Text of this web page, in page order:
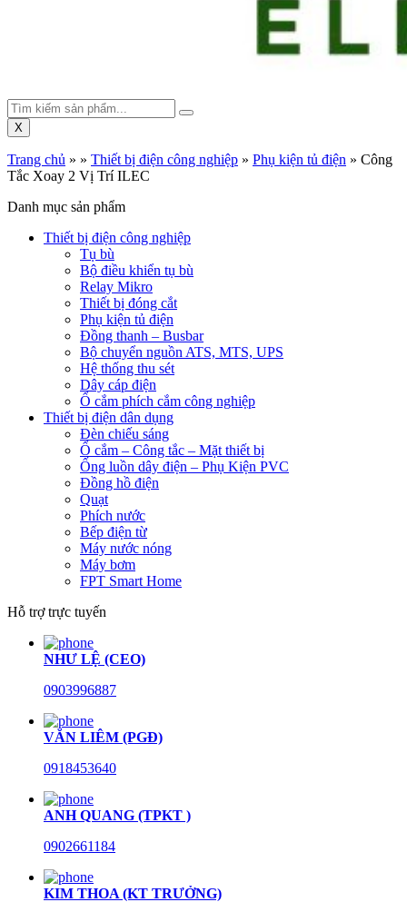
X
Trang chủ » » Thiết bị điện công nghiệp » Phụ kiện tủ điện » Công
Tắc Xoay 2 Vị Trí ILEC
Danh mục sản phẩm
Thiết bị điện công nghiệp
Tụ bù
Bộ điều khiển tụ bù
Relay Mikro
Thiết bị đóng cắt
Phụ kiện tủ điện
Đồng thanh – Busbar
Bộ chuyển nguồn ATS, MTS, UPS
Hệ thống thu sét
Dây cáp điện
Ổ cắm phích cắm công nghiệp
Thiết bị điện dân dụng
Đèn chiếu sáng
Ổ cắm – Công tắc – Mặt thiết bị
Ống luồn dây điện – Phụ Kiện PVC
Đồng hồ điện
Quạt
Phích nước
Bếp điện từ
Máy nước nóng
Máy bơm
FPT Smart Home
Hỗ trợ trực tuyến
NHƯ LỆ (CEO)
0903996887
VĂN LIÊM (PGĐ)
0918453640
ANH QUANG (TPKT )
0902661184
KIM THOA (KT TRƯỞNG)